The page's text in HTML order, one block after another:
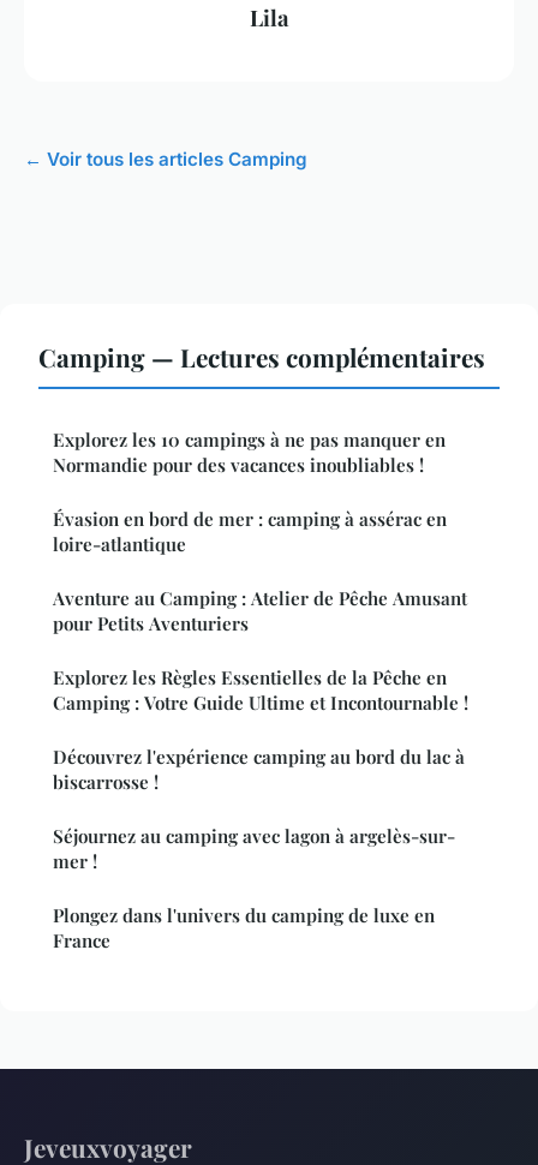
Lila
← Voir tous les articles Camping
Camping — Lectures complémentaires
Explorez les 10 campings à ne pas manquer en
Normandie pour des vacances inoubliables !
Évasion en bord de mer : camping à assérac en
loire-atlantique
Aventure au Camping : Atelier de Pêche Amusant
pour Petits Aventuriers
Explorez les Règles Essentielles de la Pêche en
Camping : Votre Guide Ultime et Incontournable !
Découvrez l'expérience camping au bord du lac à
biscarrosse !
Séjournez au camping avec lagon à argelès-sur-
mer !
Plongez dans l'univers du camping de luxe en
France
Jeveuxvoyager